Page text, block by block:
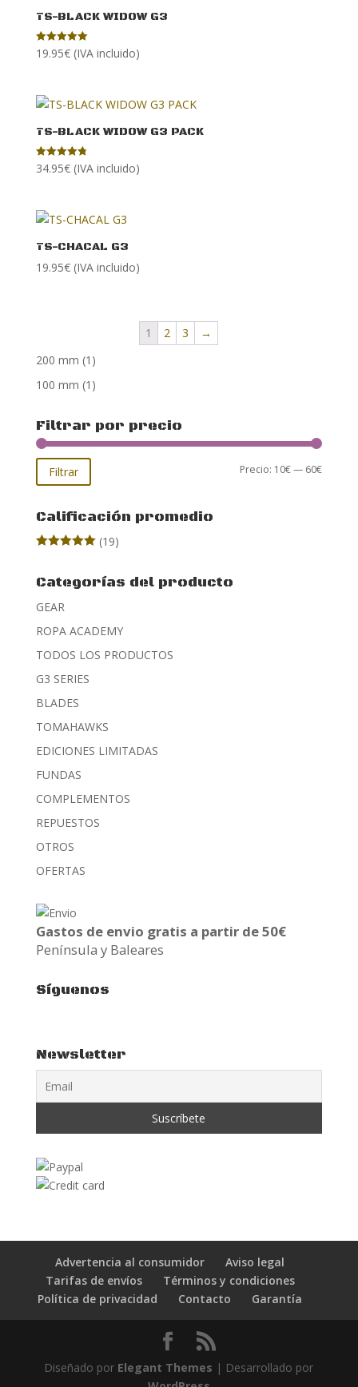
TS-BLACK WIDOW G3
Valorado con
5.00
19.95€ (IVA incluido)
TS-BLACK WIDOW G3 PACK
Valorado
con
34.95€ (IVA incluido)
TS-CHACAL G3
19.95€ (IVA incluido)
1 2 3
→
200 mm (1)
100 mm (1)
Filtrar por precio
Precio
Precio
Filtrar Precio: 10€— 60€
Calificación promedio
(19)
Categorías del producto
GEAR
ROPA ACADEMY
TODOS LOS PRODUCTOS
G3 SERIES
BLADES
TOMAHAWKS
EDICIONES LIMITADAS
FUNDAS
COMPLEMENTOS
REPUESTOS
OTROS
OFERTAS
Gastos de envio gratis a partir de 50€
Península y Baleares
Síguenos
Newsletter
Advertencia al consumidor
Aviso legal
Tarifas de envíos
Términos y condiciones
Política de privacidad
Contacto Garantía
Diseñado por Elegant Themes | Desarrollado por